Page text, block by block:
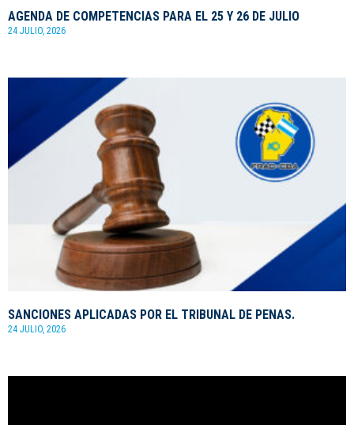
AGENDA DE COMPETENCIAS PARA EL 25 Y 26 DE JULIO
24 JULIO, 2026
SANCIONES APLICADAS POR EL TRIBUNAL DE PENAS.
24 JULIO, 2026